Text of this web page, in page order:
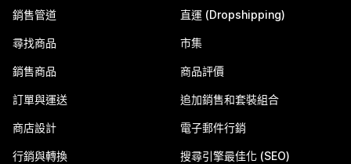
銷售管道
尋找商品
銷售商品
訂單與運送
商店設計
行銷與轉換
直運 (Dropshipping)
市集
商品評價
追加銷售和套裝組合
電子郵件行銷
搜尋引擎最佳化 (SEO)